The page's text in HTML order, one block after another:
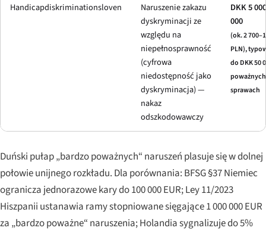
Handicapdiskriminationsloven
Naruszenie zakazu
dyskryminacji ze
względu na
niepełnosprawność
(cyfrowa
niedostępność jako
dyskryminacja) —
nakaz
odszkodowawczy
DKK 5
000
(ok. 2
PLN),
do DKK 50
poważnych
sprawach
Duński pułap „bardzo poważnych“ naruszeń plasuje się w dolnej
połowie unijnego rozkładu. Dla porównania: BFSG §37 Niemiec
ogranicza jednorazowe kary do 100 000 EUR; Ley 11/2023
Hiszpanii ustanawia ramy stopniowane sięgające 1 000 000 EUR
za „bardzo poważne“ naruszenia; Holandia sygnalizuje do 5%